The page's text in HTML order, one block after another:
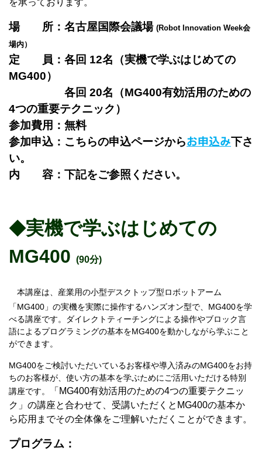
を承っております。
場 所：名古屋国際会議場 (Robot Innovation Week会
場内）
定 員： 各回 12名（実機で学ぶはじめての
MG400）
各回 20名 （MG400有効活用のための
4つの重要テクニック）
参加費用：無料
参加申込：こちらの申込ページからお申込み下さ
い。
内 容：下記をご参照ください。
◆実機で学ぶはじめての
MG400 (90分)
本講座は、産業用の小型デスクトップ型ロボットアーム
「MG400」の実機を実際に操作するハンズオン型で、MG400を学
べる講座です。ダイレクトティーチングによる操作やブロック言
語によるプログラミングの基本をMG400を動かしながら学ぶこと
ができます。
MG400をご検討いただいているお客様や導入済みのMG400をお持
ちのお客様が、使い方の基本を学ぶためにご活用いただける特別
講座です。
「 MG400有効活用のための4つの重要テクニッ
ク」の講座と合わせて、受講いただくとMG400の基本か
ら応用までその全体像をご理解いただくことができます。
プログラム：